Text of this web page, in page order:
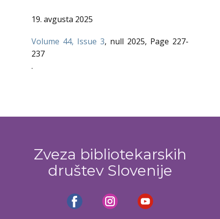
19. avgusta 2025
Volume 44, Issue 3, null 2025, Page 227-
237
.
Zveza bibliotekarskih
društev Slovenije